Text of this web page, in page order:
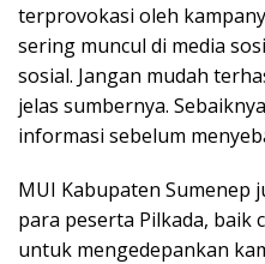
terprovokasi oleh
sering muncul di media
sosial. Jangan mudah
jelas sumbernya.
informasi sebelum
MUI Kabupaten Sumenep
para peserta Pilkada, baik
untuk mengedepankan